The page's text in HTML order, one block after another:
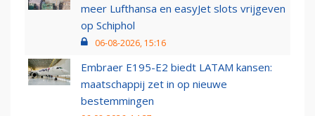
meer Lufthansa en easyJet slots vrijgeven
op Schiphol
06-08-2026, 15:16
Embraer E195-E2 biedt LATAM kansen:
maatschappij zet in op nieuwe
bestemmingen